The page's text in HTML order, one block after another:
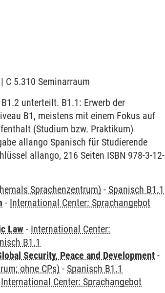
5.310 Seminarraum
unterteilt. B1.1: Erwerb der
B1, meistens mit einem Fokus auf
(Studium bzw. Praktikum)
allango Spanisch für Studierende
allango, 216 Seiten ISBN 978-3-12-
Sprachenzentrum) - Spanisch B1.1
- International Center: Sprachangebot
Law - International Center:
B1.1
Security, Peace and Development -
ohne CPs) - Spanisch B1.1
International Center: Sprachangebot